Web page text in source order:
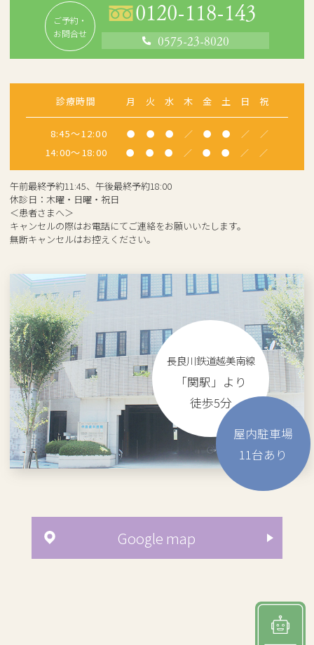
ご予約・
お問合せ
0120-118-143
0575-23-8020
診療時間 月 火 水 木 金 土 日 祝
8:45～12:00 ● ● ● ／ ● ● ／ ／
14:00～18:00 ● ● ● ／ ● ● ／ ／
午前最終予約11:45、午後最終予約18:00
休診日：木曜・日曜・祝日
＜患者さまへ＞
キャンセルの際はお電話にてご連絡をお願いいたします。
無断キャンセルはお控えください。
長良川鉄道越美南線
「関駅」より
徒歩5分
屋内駐車場
11台あり
Google map